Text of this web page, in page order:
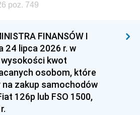
poz. 749
FINANSÓW I
24 lipca 2026 r. w
kwot
osobom, które
na zakup samochodów
126p lub FSO 1500,